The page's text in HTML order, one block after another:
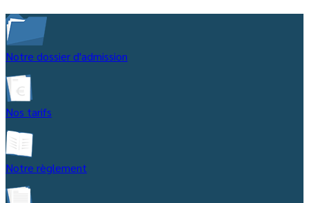
Notre dossier d'admission
Nos tarifs
Notre règlement